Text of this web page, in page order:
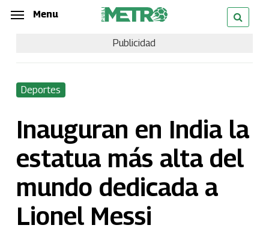
Skip
content
Menu
Publicidad
Deportes
Inauguran en India la
estatua más alta del
mundo dedicada a
Lionel Messi
Menu